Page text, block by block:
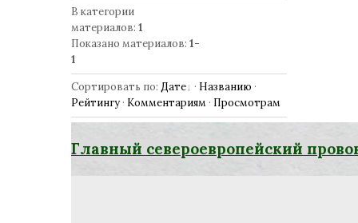
В категории
материалов: 1
Показано материалов: 1-
1
Сортировать по: Дате · Названию ·
Рейтингу· Комментариям · Просмотрам
Главный североевропейский